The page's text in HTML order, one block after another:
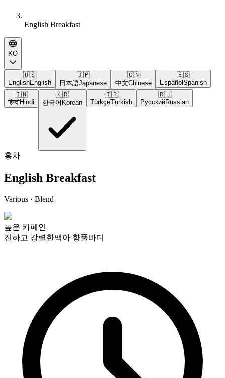
English Breakfast
KO
🇺🇸
EnglishEnglish
🇯🇵
日本語Japanese
🇨🇳
中文Chinese
🇪🇸
Español Spanish
🇮🇳
हिन्दीHindi
🇰🇷
한국어 Korean
🇹🇷
TürkçeTurkish
🇷🇺
РусскийRussian
홍차
English Breakfast
Various · Blend
높은 카페인
진하고 강렬한맥아 향풀바디